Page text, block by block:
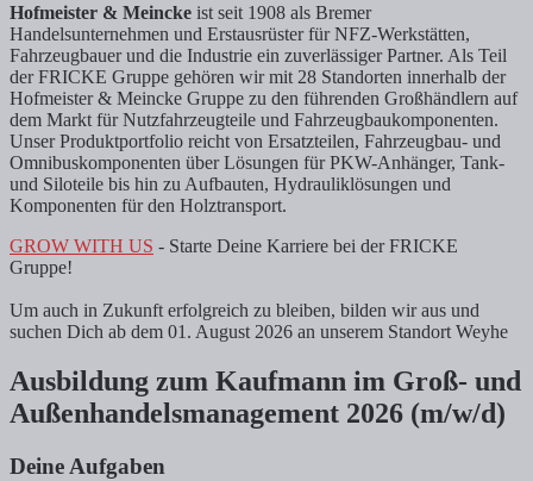
Hofmeister & Meincke ist seit 1908 als Bremer
Handelsunternehmen und Erstausrüster für NFZ-Werkstätten,
Fahrzeugbauer und die Industrie ein zuverlässiger Partner. Als Teil
der FRICKE Gruppe gehören wir mit 28 Standorten innerhalb der
Hofmeister & Meincke Gruppe zu den führenden Großhändlern auf
dem Markt für Nutzfahrzeugteile und Fahrzeugbaukomponenten.
Unser Produktportfolio reicht von Ersatzteilen, Fahrzeugbau- und
Omnibuskomponenten über Lösungen für PKW-Anhänger, Tank-
und Siloteile bis hin zu Aufbauten, Hydrauliklösungen und
Komponenten für den Holztransport.
GROW WITH US - Starte Deine Karriere bei der FRICKE
Gruppe!
Um auch in Zukunft erfolgreich zu bleiben, bilden wir aus und
suchen Dich ab dem 01. August 2026 an unserem Standort Weyhe
Ausbildung zum Kaufmann im Groß- und
Außenhandelsmanagement 2026 (m/w/d)
Deine Aufgaben